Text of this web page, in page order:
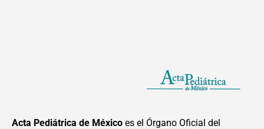
Acta Pediátrica de México es el Órgano Oficial del